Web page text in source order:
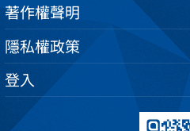
著作權聲明
隱私權政策
登入